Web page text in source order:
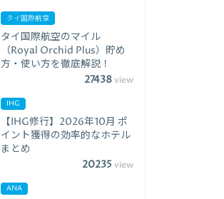
タイ国際航空
タイ国際航空のマイル
（Royal Orchid Plus）貯め
方・使い方を徹底解説！
27438view
IHG
【IHG修行】2026年10月 ポ
イント獲得の効率的なホテル
まとめ
20235 view
ANA